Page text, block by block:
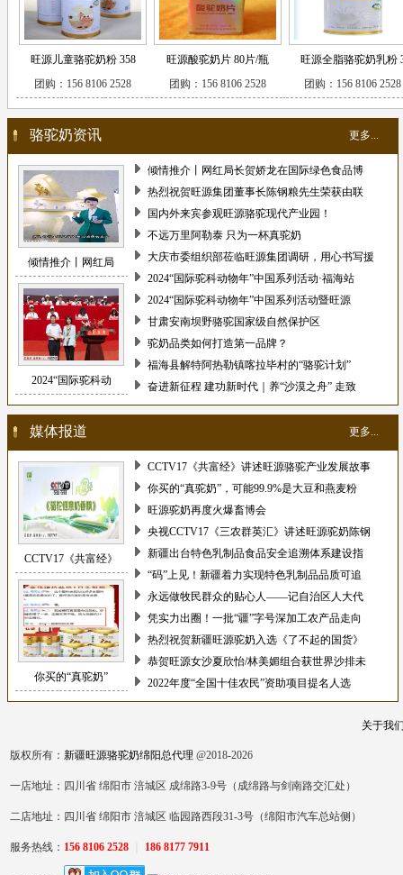
旺源儿童骆驼奶粉 358
团购：156 8106 2528
旺源酸驼奶片 80片/瓶
团购：156 8106 2528
旺源全脂骆驼奶乳粉
团购：156 8106 2528
骆驼奶资讯 更多...
倾情推介丨网红局
2024“国际驼科动
倾情推介丨网红局长贺娇龙在国际绿色食品博
热烈祝贺旺源集团董事长陈钢粮先生荣获由联
国内外来宾参观旺源骆驼现代产业园！
不远万里阿勒泰 只为一杯真驼奶
大庆市委组织部莅临旺源集团调研，用心书写援
2024“国际驼科动物年”中国系列活动·福海站
2024“国际驼科动物年”中国系列活动暨旺源
甘肃安南坝野骆驼国家级自然保护区
驼奶品类如何打造第一品牌？
福海县解特阿热勒镇喀拉毕村的“骆驼计划”
奋进新征程 建功新时代｜养“沙漠之舟” 走致
媒体报道 更多...
CCTV17《共富经》
你买的“真驼奶”
CCTV17《共富经》讲述旺源骆驼产业发展故事
你买的“真驼奶”，可能99.9%是大豆和燕麦粉
旺源驼奶再度火爆畜博会
央视CCTV17《三农群英汇》讲述旺源驼奶陈钢
新疆出台特色乳制品食品安全追溯体系建设指
“码”上见！新疆着力实现特色乳制品品质可追
永远做牧民群众的贴心人——记自治区人大代
凭实力出圈！一批“疆”字号深加工农产品走向
热烈祝贺新疆旺源驼奶入选《了不起的国货》
恭贺旺源女沙夏欣怡/林美媚组合获世界沙排未
2022年度“全国十佳农民”资助项目提名人选
关于我
版权所有： 新疆旺源骆驼奶绵阳总代理 @2018-2026
一店地址：四川省 绵阳市 涪城区 成绵路3-9号（成绵路与剑南路交汇处）
二店地址：四川省 绵阳市 涪城区 临园路西段31-3号（绵阳市汽车总站侧）
服务热线： 156 8106 2528 186 8177 7911